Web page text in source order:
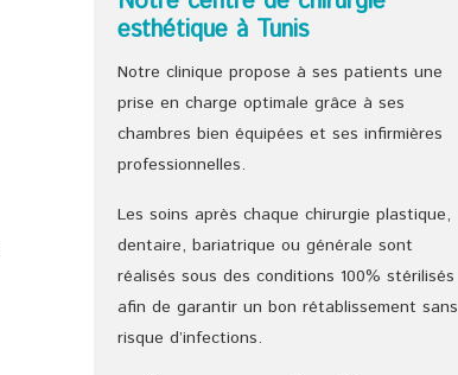
esthétique à Tunis
Notre clinique propose à ses patients une
prise en charge optimale grâce à ses
chambres bien équipées et ses infirmières
professionnelles.
Les soins après chaque chirurgie plastique,
dentaire, bariatrique ou générale sont
réalisés sous des conditions 100% stérilisés
afin de garantir un bon rétablissement sans
risque d’infections.